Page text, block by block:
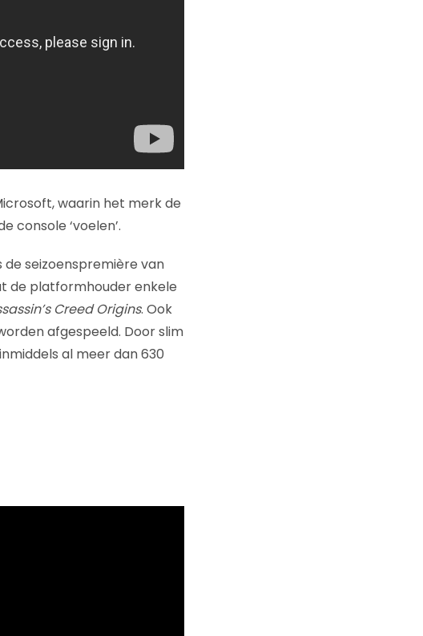
waarin het merk de
console ‘voelen’.
seizoenspremière van
de platformhouder enkele
Creed Origins. Ook
afgespeeld. Door slim
al meer dan 630